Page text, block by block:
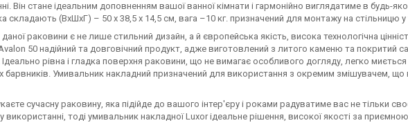
Він стане ідеальним доповненням вашої ванної кімнати і гармонійно виглядатиме в будь-
складають (ВхШхГ) – 50 х 38,5 х 14,5 см, вага –10 кг. призначений для монтажу на стільницю у
раковини є не лише стильний дизайн, а й європейська якість, висока технологічна
50 надійний та довговічний продукт, адже виготовлений з литого каменю та покритий
рівна і гладка поверхня раковини, що не вимагає особливого догляду, легко миється
барвників. Умивальник накладний призначений для використання з окремим змішувачем, що
сучасну раковину, яка підійде до вашого інтер'єру і роками радуватиме вас не тільки
використанні, тоді умивальник накладної Luxor ідеальне рішення, високої якості за